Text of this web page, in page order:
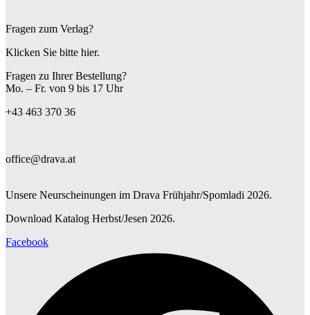
Fragen zum Verlag?
Klicken Sie bitte hier.
Fragen zu Ihrer Bestellung?
Mo. – Fr. von 9 bis 17 Uhr
+43 463 370 36
office@drava.at
Unsere Neurscheinungen im Drava Frühjahr/Spomladi 2026.
Download Katalog Herbst/Jesen 2026.
Facebook